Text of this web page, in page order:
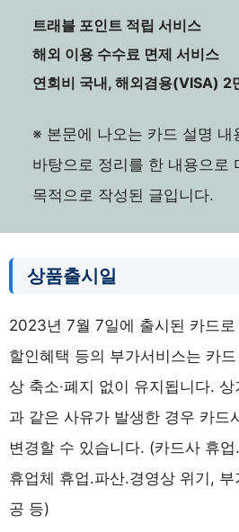
트래블 포인트 적립 서비스
해외 이용 수수료 면제 서비스
연회비 국내, 해외겸용(VISA) 2
※ 본문에 나오는 카드 설명 내
바탕으로 정리를 한 내용으로
목적으로 작성된 글입니다.
상품출시일
2023년 7월 7일에 출시된 카드
할인혜택 등의 부가서비스는 카
상 축소·폐지 없이 유지됩니다.
과 같은 사유가 발생한 경우 카드
변경할 수 있습니다. (카드사 휴
휴업체 휴업.파산.경영상 위기,
공 등)